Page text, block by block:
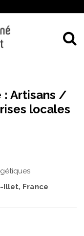
: Artisans /
locales
Illet, France